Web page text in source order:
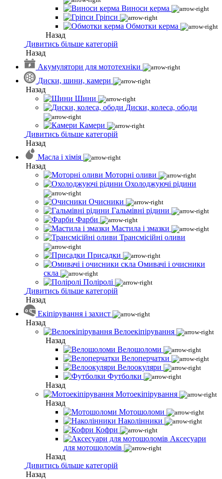
Виноси керма
Гріпси
Обмотки керма
Назад
Дивитись більше категорій
Назад
Акумулятори для мототехніки
Диски, шини, камери
Назад
Шини
Диски, колеса, ободи
Камери
Дивитись більше категорій
Назад
Масла і хімія
Назад
Моторні оливи
Охолоджуючі рідини
Очисники
Гальмівні рідини
Фарби
Мастила і змазки
Трансмісійні оливи
Присадки
Омивачі і очисники
скла
Поліролі
Дивитись більше категорій
Назад
Екіпірування і захист
Назад
Велоекіпірування
Назад
Велошоломи
Велоперчатки
Велоокуляри
Футболки
Назад
Мотоекіпірування
Назад
Мотошоломи
Наколінники
Кофри
Аксесуари
для мотошоломів
Назад
Дивитись більше категорій
Назад